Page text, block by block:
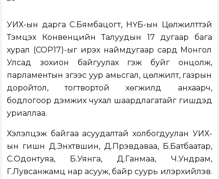
УИХ-ын дарга С.Бямбацогт, НҮБ-ын Цөлжилттэй
Тэмцэх Конвенцийн Талуудын 17 дугаар бага
хурал (COP17)-ыг ирэх наймдугаар сард Монгол
Улсад зохион байгуулах гэж буйг онцолж,
парламентын зүгээс уур амьсгал, цөлжилт, газрын
доройтол, тогтвортой хөгжилд анхаарч,
бодлогоор дэмжих чухал шаардлагатайг гишүүдэд
уриаллаа.
Хэлэлцэж байгаа асуудалтай холбогдуулан УИХ-
ын гишүүн Д.Энхтүвшин, Д.Пүрэвдаваа, Б.Батбаатар,
С.Одонтуяа, Б.Уянга, Д.Ганмаа, Ч.Ундрам,
Г.Лувсанжамц нар асууж, байр суурь илэрхийлэв.